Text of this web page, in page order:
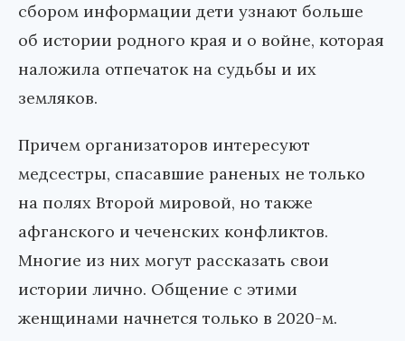
сбором информации дети узнают больше
об истории родного края и о войне, которая
наложила отпечаток на судьбы и их
земляков.
Причем организаторов интересуют
медсестры, спасавшие раненых не только
на полях Второй мировой, но также
афганского и чеченских конфликтов.
Многие из них могут рассказать свои
истории лично. Общение с этими
женщинами начнется только в 2020-м.